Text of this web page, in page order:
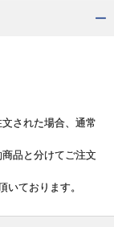
された場合、通常
品と分けてご注文
いております。